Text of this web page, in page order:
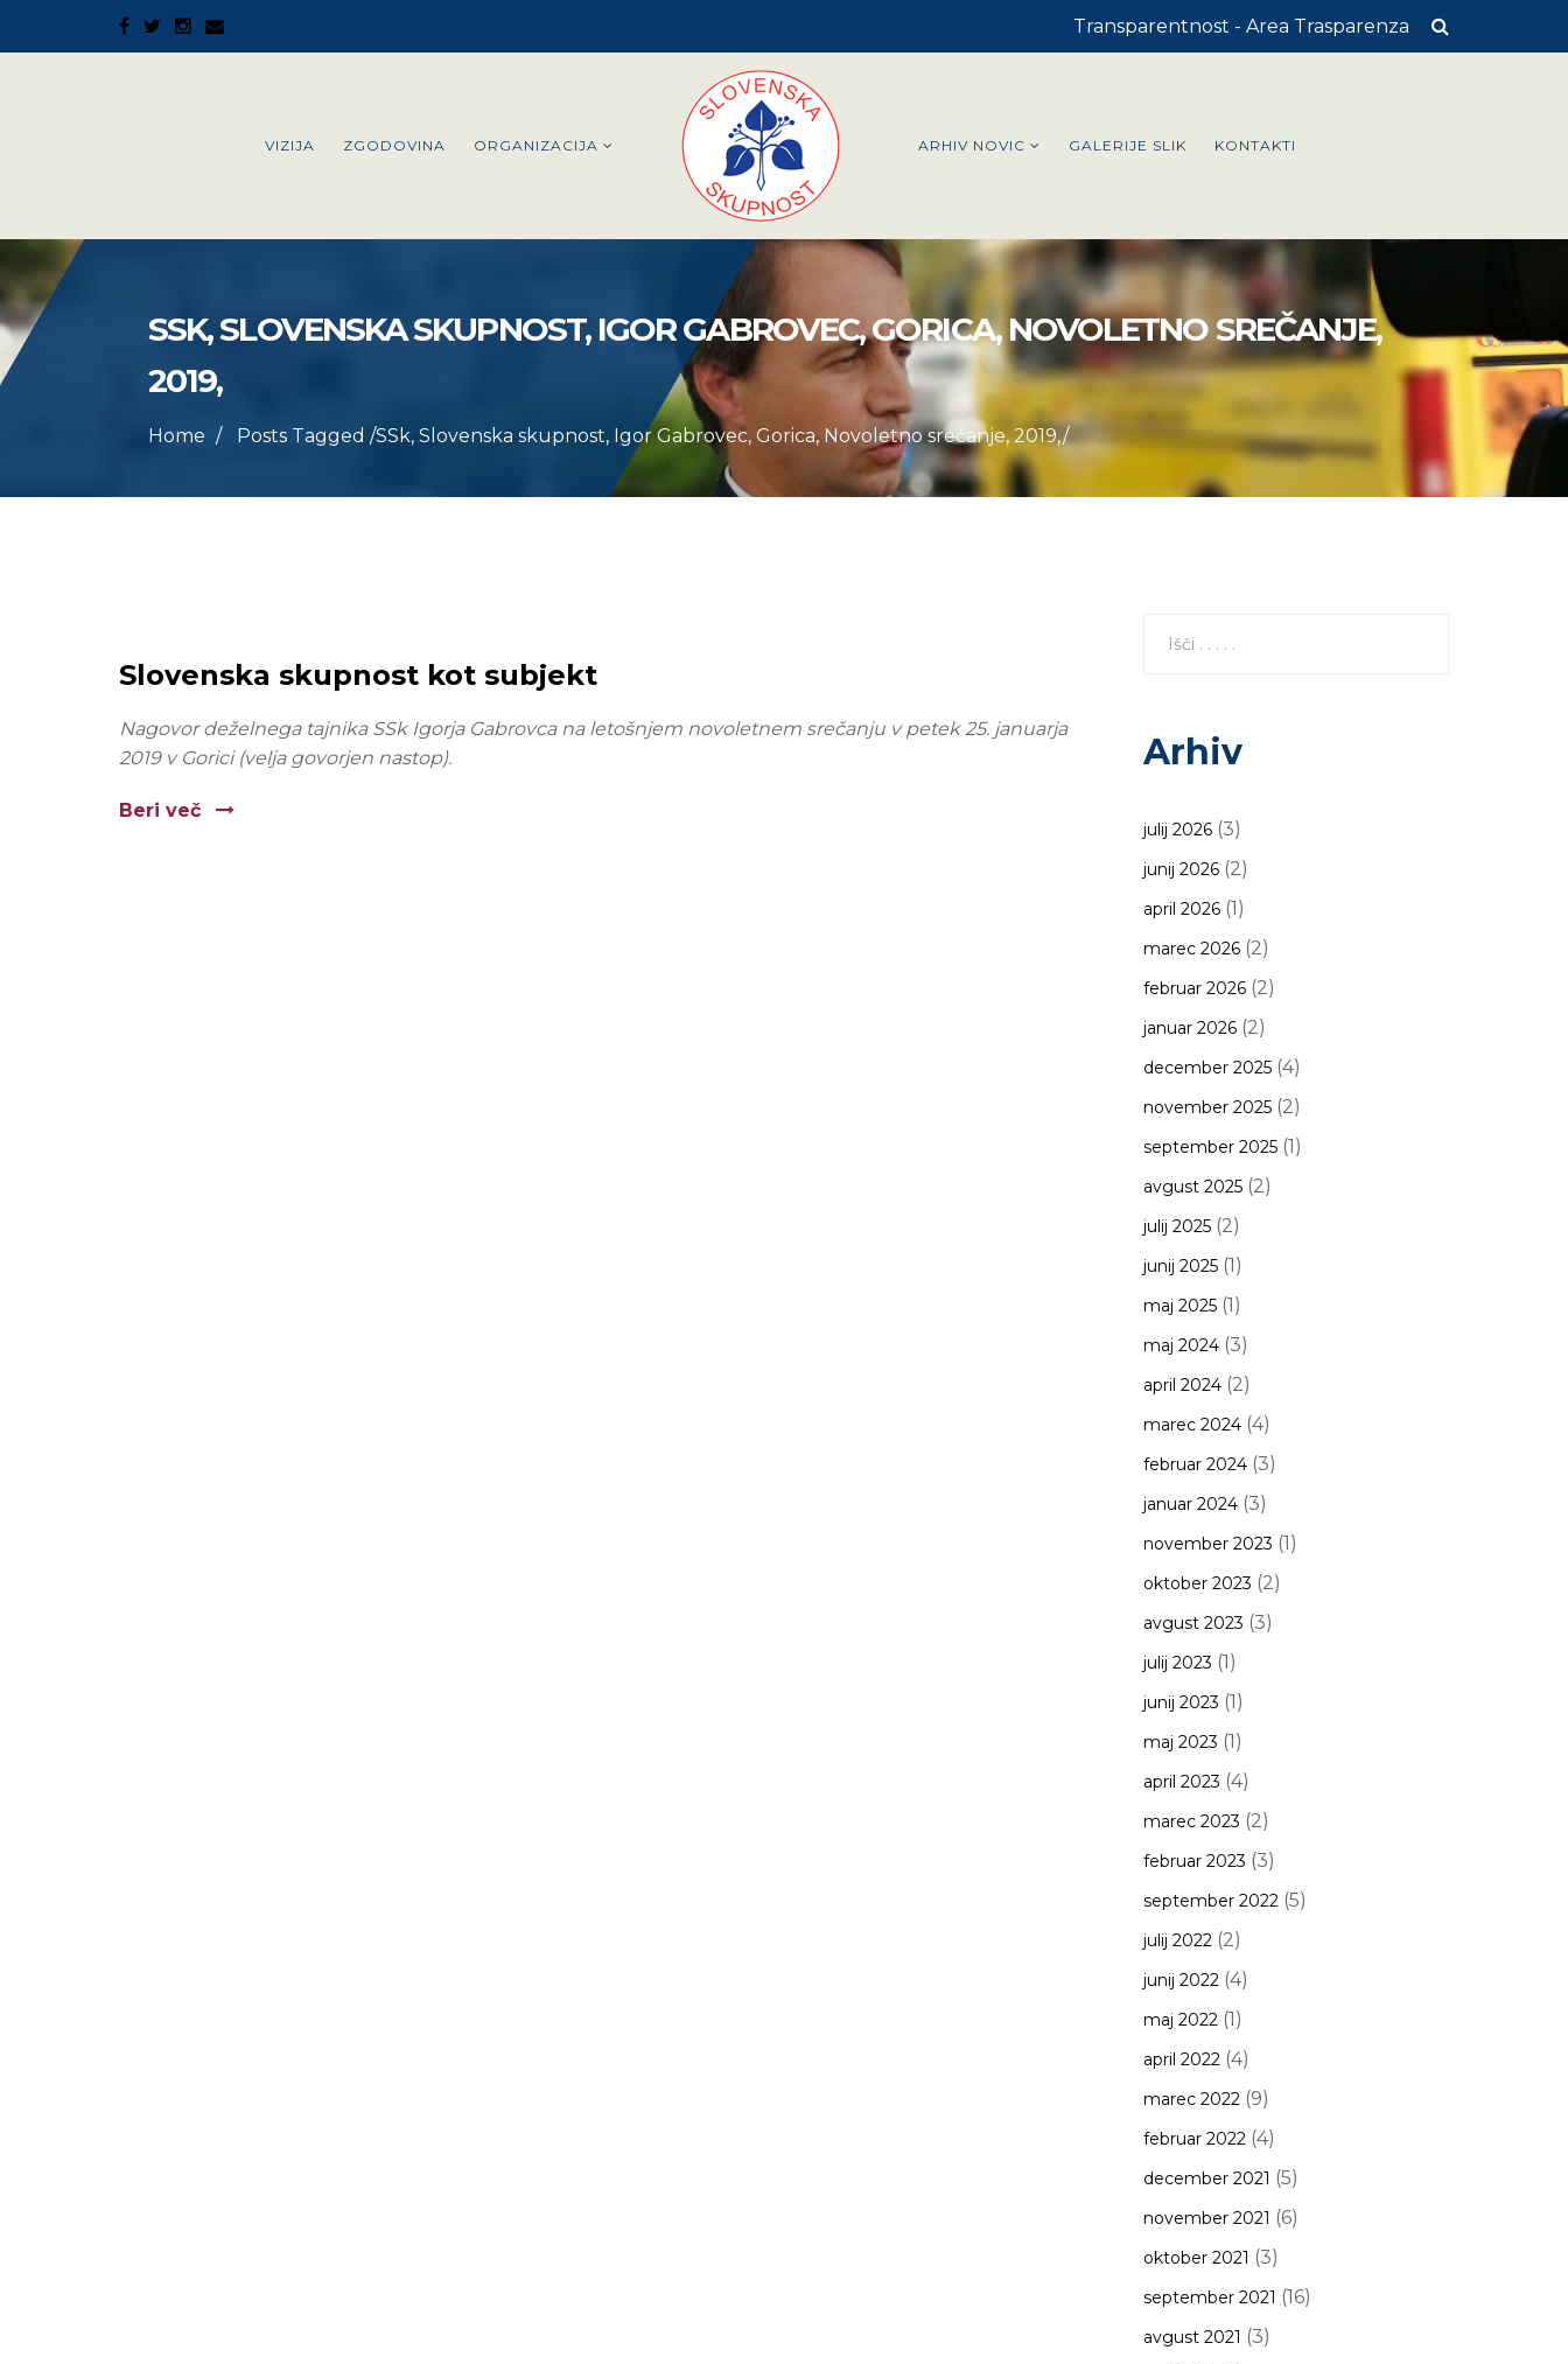
Transparentnost - Area Trasparenza
VIZIJA ZGODOVINA ORGANIZACIJA ARHIV NOVIC GALERIJE SLIK KONTAKTI
SSK, SLOVENSKA SKUPNOST, IGOR GABROVEC, GORICA, NOVOLETNO SREČANJE,
2019,
Home Posts Tagged /SSk, Slovenska skupnost, Igor Gabrovec, Gorica, Novoletno srečanje, 2019,/
Slovenska skupnost kot subjekt
Nagovor deželnega tajnika SSk Igorja Gabrovca na letošnjem novoletnem srečanju v petek 25. januarja
2019 v Gorici (velja govorjen nastop).
Beri več
Arhiv
julij 2026(3)
junij 2026(2)
april 2026(1)
marec 2026(2)
februar 2026(2)
januar 2026(2)
december 2025(4)
november 2025(2)
september 2025(1)
avgust 2025(2)
julij 2025(2)
junij 2025(1)
maj 2025(1)
maj 2024(3)
april 2024(2)
marec 2024(4)
februar 2024(3)
januar 2024(3)
november 2023 (1)
oktober 2023 (2)
avgust 2023 (3)
julij 2023 (1)
junij 2023 (1)
maj 2023 (1)
april 2023 (4)
marec 2023 (2)
februar 2023 (3)
september 2022(5)
julij 2022(2)
junij 2022(4)
maj 2022(1)
april 2022(4)
marec 2022(9)
februar 2022(4)
december 2021 (5)
november 2021 (6)
oktober 2021 (3)
september 2021 (16)
avgust 2021 (3)